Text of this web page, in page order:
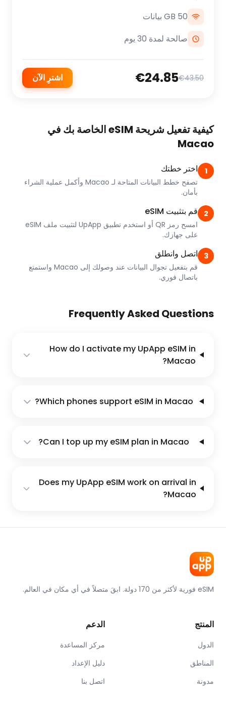
50 GB بيانات
صالحة لمدة 30 يوم
€43.50
€24.85 اشترِ الآن
كيفية تفعيل شريحة eSIM الخاصة بك في
Macao
1 اختر خطتك
تصفح خطط البيانات المتاحة لـ Macao وأكمل عملية الشراء
بأمان.
2 قم بتثبيت eSIM
امسح رمز QR أو استخدم تطبيق UpApp لتثبيت ملف eSIM
على جهازك.
3 اتصل وانطلق
قم بتفعيل تجوال البيانات عند وصولك إلى Macao واستمتع
باتصال فوري.
Frequently Asked Questions
How do I activate my UpApp eSIM in
Macao?
Which phones support eSIM in Macao?
Can I top up my eSIM plan in Macao?
Does my UpApp eSIM work on arrival in
Macao?
eSIM فورية لأكثر من 170 دولة. ابقَ متصلاً في أي مكان في العالم.
المنتج
الدول
المناطق
مدونة
الدعم
مركز المساعدة
دليل الإعداد
اتصل بنا